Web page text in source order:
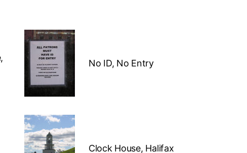
No ID, No Entry
Clock House, Halifax